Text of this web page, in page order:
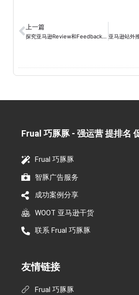
上一篇
探究亚马逊Review和Feedback的区别及其重要性
Frual 巧豚豚 - 强运营 提排名
Frual 巧豚豚
智豚广告服务
成功案例分享
WOOT 亚马逊干货
联系 Frual 巧豚豚
友情链接
Frual 巧豚豚